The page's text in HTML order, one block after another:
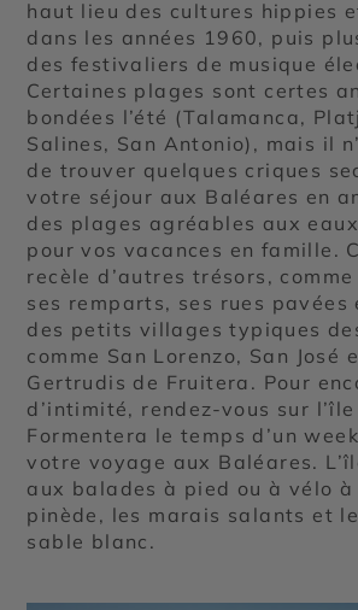
haut lieu des cultures hippies
dans les années 1960, puis
des festivaliers de musique
Certaines plages sont certes
bondées l’été (Talamanca,
Salines, San Antonio), mais il
de trouver quelques criques
votre séjour aux Baléares en
des plages agréables aux
pour vos vacances en famille.
recèle d’autres trésors,
ses remparts, ses rues pavées
des petits villages typiques
comme San Lorenzo, San José
Gertrudis de Fruitera. Pour
d’intimité, rendez-vous sur l’île
Formentera le temps d’un
votre voyage aux Baléares.
aux balades à pied ou à vélo
pinède, les marais salants et
sable blanc.